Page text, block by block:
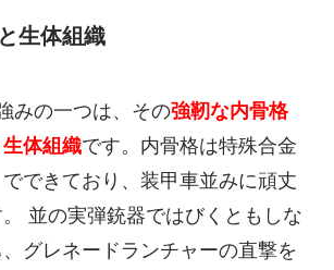
生体組織
みの一つは、その強靭な内骨格
体組織です。内骨格は特殊合金
でできており、装甲車並みに頑丈
並の実弾銃器ではびくともしな
グレネードランチャーの直撃を